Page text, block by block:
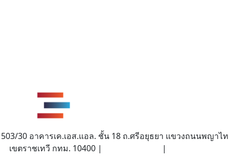
503/30 อาคารเค.เอส.แอล. ชั้น 18 ถ.ศรีอยุธยา แขวงถนนพญาไท
เขตราชเทวี กทม. 10400 |
|